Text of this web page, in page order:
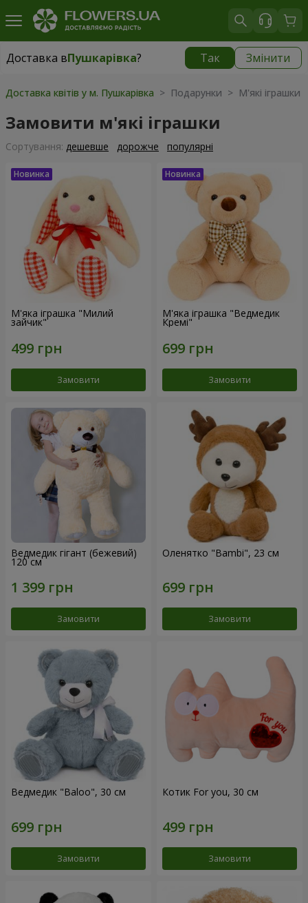
Доставка вПушкарівка? Так Змінити
Доставка вПушкарівка|
Доставка квітів у м. Пушкарівка > Подарунки > М'які іграшки
Замовити м'які іграшки
Сортування: дешевше дорожче популярні
М'яка іграшка "Милий
зайчик"
Замовити
М'яка іграшка "Ведмедик
Кремі"
Замовити
Ведмедик гігант (бежевий)
120 см
Замовити
Оленятко "Bambi", 23 см
Замовити
Ведмедик "Baloo", 30 см
Замовити
Котик For you, 30 см
Замовити